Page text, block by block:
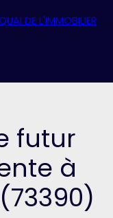
PRESTIGE FAIRE GÉRER
futur
à